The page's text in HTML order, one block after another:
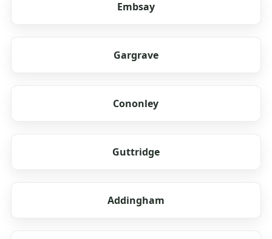
Embsay
Gargrave
Cononley
Guttridge
Addingham